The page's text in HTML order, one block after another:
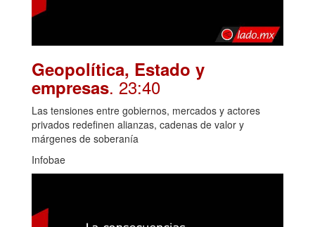
Geopolítica, Estado y
empresas. 23:40
Las tensiones entre gobiernos, mercados y actores
privados redefinen alianzas, cadenas de valor y
márgenes de soberanía
Infobae